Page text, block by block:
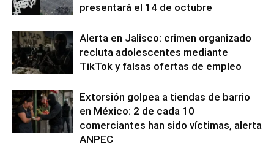
presentará el 14 de octubre
Alerta en Jalisco: crimen organizado
recluta adolescentes mediante
TikTok y falsas ofertas de empleo
Extorsión golpea a tiendas de barrio
en México: 2 de cada 10
comerciantes han sido víctimas, alerta
ANPEC